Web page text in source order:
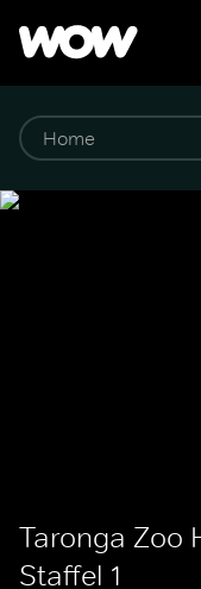
Taronga Zoo
Staffel 1